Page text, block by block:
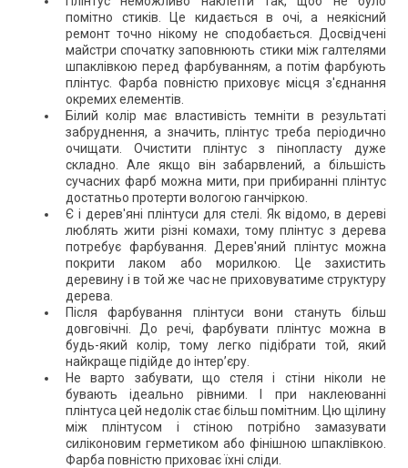
помітно стиків. Це кидається в очі, а неякісний
ремонт точно нікому не сподобається. Досвідчені
майстри спочатку заповнюють стики між галтелями
шпаклівкою перед фарбуванням, а потім фарбують
плінтус. Фарба повністю приховує місця з'єднання
окремих елементів.
Білий колір має властивість темніти в результаті
забруднення, а значить, плінтус треба періодично
очищати. Очистити плінтус з пінопласту дуже
складно. Але якщо він забарвлений, а більшість
сучасних фарб можна мити, при прибиранні плінтус
достатньо протерти вологою ганчіркою.
Є і дерев'яні плінтуси для стелі. Як відомо, в дереві
люблять жити різні комахи, тому плінтус з дерева
потребує фарбування. Дерев'яний плінтус можна
покрити лаком або морилкою. Це захистить
деревину і в той же час не приховуватиме структуру
дерева.
Після фарбування плінтуси вони стануть більш
довговічні. До речі, фарбувати плінтус можна в
будь-який колір, тому легко підібрати той, який
найкраще підійде до інтер’єру.
Не варто забувати, що стеля і стіни ніколи не
бувають ідеально рівними. І при наклеюванні
плінтуса цей недолік стає більш помітним. Цю щілину
між плінтусом і стіною потрібно замазувати
силіконовим герметиком або фінішною шпаклівкою.
Фарба повністю приховає їхні сліди.